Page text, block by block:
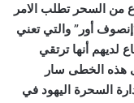
من السحر تطلب الامر
أور” والتي تعني
لديهم أنها ترتقي
هذه الخطى سار
السحرة اليهود في